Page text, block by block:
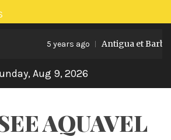
5 years ago Antigua et Barbuda
Aug 9, 2026
AQUAVEL